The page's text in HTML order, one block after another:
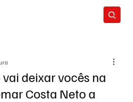
vai deixar vocês na
Costa Neto a